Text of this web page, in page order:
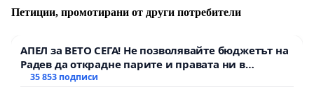
Петиции, промотирани от други потребители
АПЕЛ за ВЕТО СЕГА! Не позволявайте бюджетът на
Радев да открадне парите и правата ни в
тъмното
35 853 подписи